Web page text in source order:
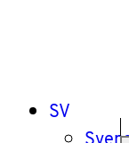
SV